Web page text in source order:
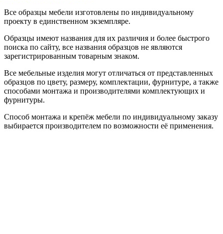
Все образцы мебели изготовлены по индивидуальному
проекту в единственном экземпляре.
Образцы имеют названия для их различия и более быстрого
поиска по сайту, все названия образцов не являются
зарегистрированным товарным знаком.
Все мебельные изделия могут отличаться от представленных
образцов по цвету, размеру, комплектации, фурнитуре, а также
способами монтажа и производителями комплектующих и
фурнитуры.
Способ монтажа и крепёж мебели по индивидуальному заказу
выбирается производителем по возможности её применения.